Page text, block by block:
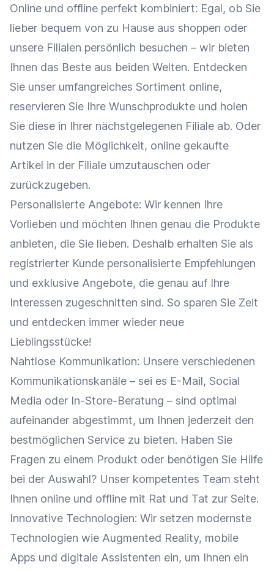
Online und offline perfekt kombiniert: Egal, ob Sie
lieber bequem von zu Hause aus shoppen oder
unsere Filialen persönlich besuchen – wir bieten
Ihnen das Beste aus beiden Welten. Entdecken
Sie unser umfangreiches Sortiment online,
reservieren Sie Ihre Wunschprodukte und holen
Sie diese in Ihrer nächstgelegenen Filiale ab. Oder
nutzen Sie die Möglichkeit, online gekaufte
Artikel in der Filiale umzutauschen oder
zurückzugeben.
Personalisierte Angebote: Wir kennen Ihre
Vorlieben und möchten Ihnen genau die Produkte
anbieten, die Sie lieben. Deshalb erhalten Sie als
registrierter Kunde personalisierte Empfehlungen
und exklusive Angebote, die genau auf Ihre
Interessen zugeschnitten sind. So sparen Sie Zeit
und entdecken immer wieder neue
Lieblingsstücke!
Nahtlose Kommunikation: Unsere verschiedenen
Kommunikationskanäle – sei es E-Mail, Social
Media oder In-Store-Beratung – sind optimal
aufeinander abgestimmt, um Ihnen jederzeit den
bestmöglichen Service zu bieten. Haben Sie
Fragen zu einem Produkt oder benötigen Sie Hilfe
bei der Auswahl? Unser kompetentes Team steht
Ihnen online und offline mit Rat und Tat zur Seite.
Innovative Technologien: Wir setzen modernste
Technologien wie Augmented Reality, mobile
Apps und digitale Assistenten ein, um Ihnen ein